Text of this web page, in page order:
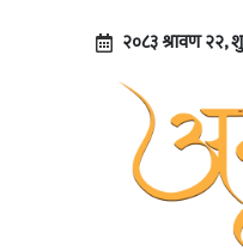
२०८३ श्रावण २२,